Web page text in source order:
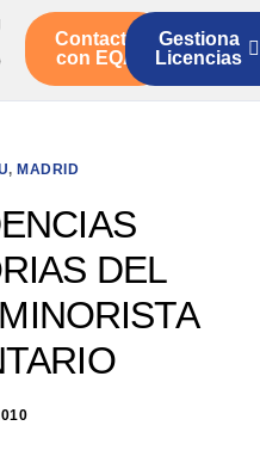
Contacto
con EQA
Gestiona
Licencias
, MADRID
DEL